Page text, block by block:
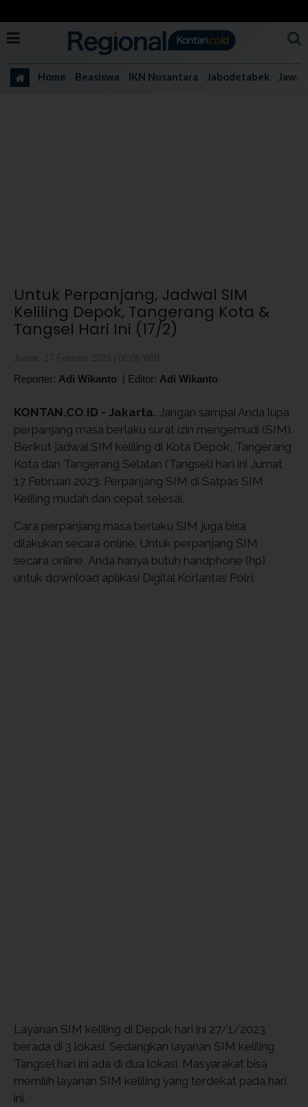
Home Beasiswa IKN Nusantara Jabodetabek Jawa
Untuk Perpanjang, Jadwal SIM
Keliling Depok, Tangerang Kota &
Tangsel Hari Ini (17/2)
Reporter: Adi Wikanto | Editor: Adi Wikanto
KONTAN.CO.ID - Jakarta. Jangan sampai Anda lupa
perpanjang masa berlaku surat izin mengemudi (SIM).
Berikut jadwal SIM keliling di Kota Depok, Tangerang
Kota dan Tangerang Selatan (Tangsel) hari ini Jumat
17 Februari 2023. Perpanjang SIM di Satpas SIM
Keliling mudah dan cepat selesai.
Cara perpanjang masa berlaku SIM juga bisa
dilakukan secara online. Untuk perpanjang SIM
secara online, Anda hanya butuh handphone (hp)
untuk download aplikasi Digital Korlantas Polri.
Layanan SIM keliling di Depok hari ini 27/1/2023
berada di 3 lokasi. Sedangkan layanan SIM keliling
Tangsel hari ini ada di dua lokasi. Masyarakat bisa
memilih layanan SIM keliling yang terdekat pada hari
ini.